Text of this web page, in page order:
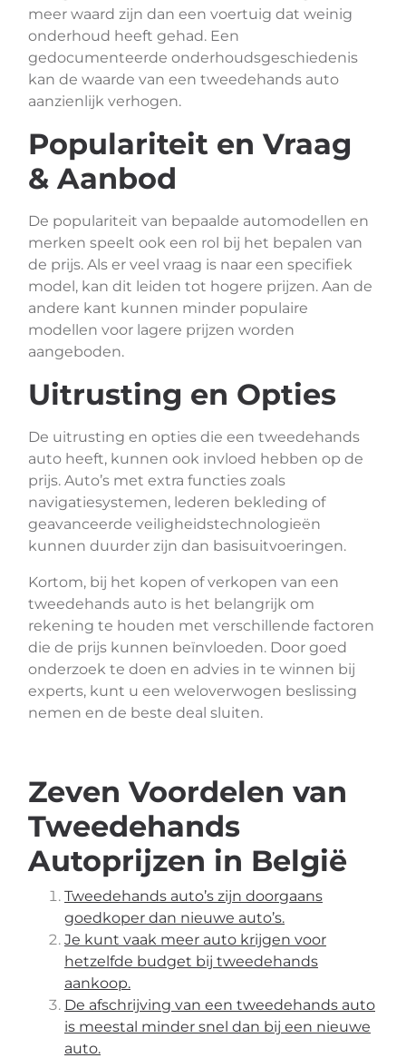
meer waard zijn dan een voertuig dat weinig
onderhoud heeft gehad. Een
gedocumenteerde onderhoudsgeschiedenis
kan de waarde van een tweedehands auto
aanzienlijk verhogen.
Populariteit en Vraag
& Aanbod
De populariteit van bepaalde automodellen en
merken speelt ook een rol bij het bepalen van
de prijs. Als er veel vraag is naar een specifiek
model, kan dit leiden tot hogere prijzen. Aan de
andere kant kunnen minder populaire
modellen voor lagere prijzen worden
aangeboden.
Uitrusting en Opties
De uitrusting en opties die een tweedehands
auto heeft, kunnen ook invloed hebben op de
prijs. Auto’s met extra functies zoals
navigatiesystemen, lederen bekleding of
geavanceerde veiligheidstechnologieën
kunnen duurder zijn dan basisuitvoeringen.
Kortom, bij het kopen of verkopen van een
tweedehands auto is het belangrijk om
rekening te houden met verschillende factoren
die de prijs kunnen beïnvloeden. Door goed
onderzoek te doen en advies in te winnen bij
experts, kunt u een weloverwogen beslissing
nemen en de beste deal sluiten.
Zeven Voordelen van
Tweedehands
Autoprijzen in België
Tweedehands auto’s zijn doorgaans
goedkoper dan nieuwe auto’s.
Je kunt vaak meer auto krijgen voor
hetzelfde budget bij tweedehands
aankoop.
De afschrijving van een tweedehands auto
is meestal minder snel dan bij een nieuwe
auto.